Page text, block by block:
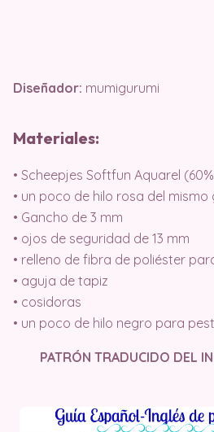
Diseñador: mumigurumi
Materiales:
• Scheepjes Softfun Aquarel
• un poco de hilo rosa del
• Gancho de 3 mm
• ojos de seguridad de 13 mm
• relleno de fibra de poliéster
• aguja de tapiz
• cosidoras
• un poco de hilo negro para
PATRÓN TRADUCIDO DEL